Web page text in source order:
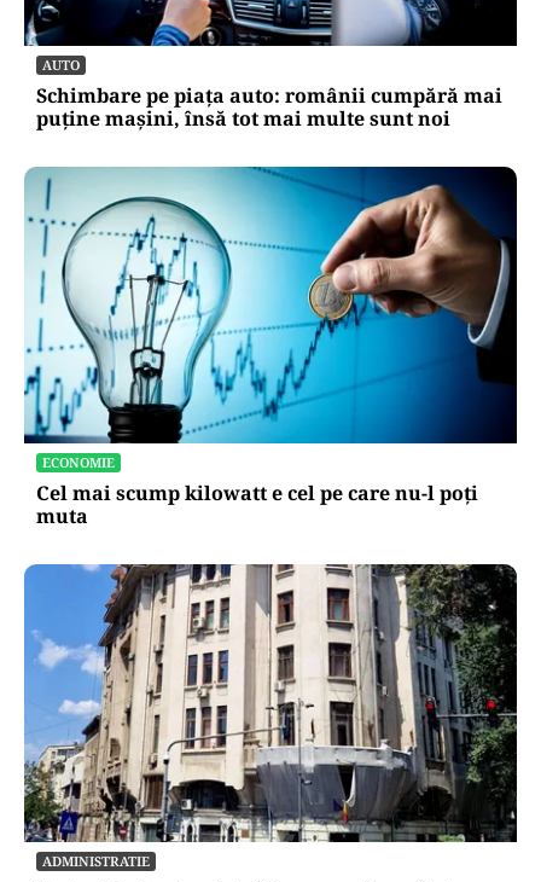
AUTO
Schimbare pe piața auto: românii cumpără mai
puține mașini, însă tot mai multe sunt noi
ECONOMIE
Cel mai scump kilowatt e cel pe care nu-l poți
muta
ADMINISTRATIE